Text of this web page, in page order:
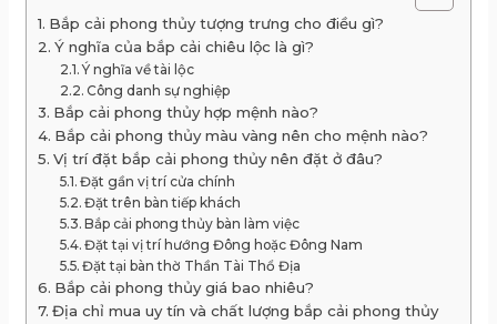
Bắp cải phong thủy tượng trưng cho điều gì?
Ý nghĩa của bắp cải chiêu lộc là gì?
Ý nghĩa về tài lộc
Công danh sự nghiệp
Bắp cải phong thủy hợp mệnh nào?
Bắp cải phong thủy màu vàng nên cho mệnh nào?
Vị trí đặt bắp cải phong thủy nên đặt ở đâu?
Đặt gần vị trí cửa chính
Đặt trên bàn tiếp khách
Bắp cải phong thủy bàn làm việc
Đặt tại vị trí hướng Đông hoặc Đông Nam
Đặt tại bàn thờ Thần Tài Thổ Địa
Bắp cải phong thủy giá bao nhiêu?
Địa chỉ mua uy tín và chất lượng bắp cải phong thủy